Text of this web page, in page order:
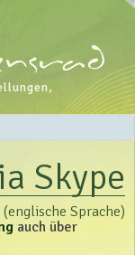
Skype
Sprache)
auch über